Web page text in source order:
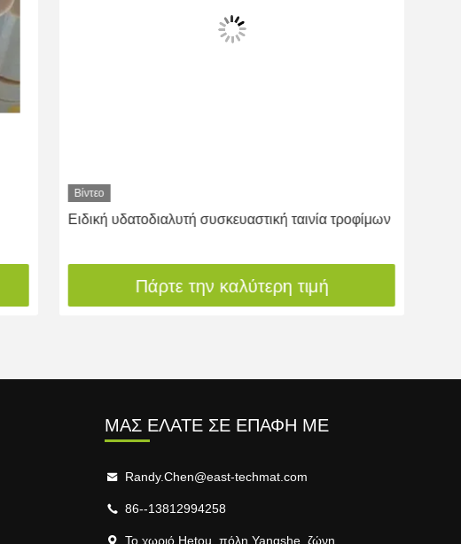
Βίντεο
Ειδική υδατοδιαλυτή συσκευαστική ταινία τροφίμων
Πάρτε την καλύτερη τιμή
ΜΑΣ ΕΛΆΤΕ ΣΕ ΕΠΑΦΉ ΜΕ
Randy.Chen@east-techmat.com
86--13812994258
Το χωριό Hetou, πόλη Yangshe, ζώνη